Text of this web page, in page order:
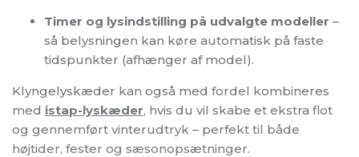
Timer og lysindstilling på udvalgte modeller –
så belysningen kan køre automatisk på faste
tidspunkter (afhænger af model).
Klyngelyskæder kan også med fordel kombineres
med istap-lyskæder, hvis du vil skabe et ekstra flot
og gennemført vinterudtryk – perfekt til både
højtider, fester og sæsonopsætninger.